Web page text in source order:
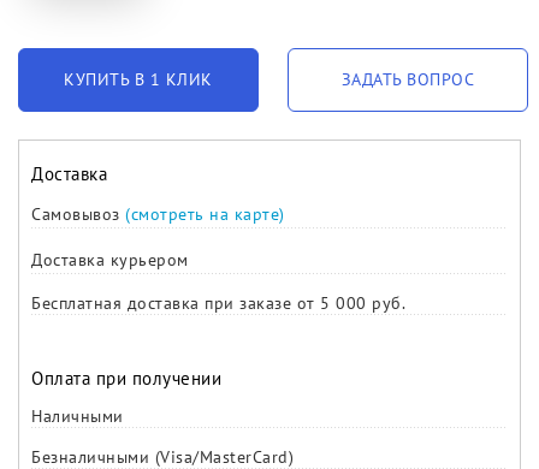
КУПИТЬ В 1 КЛИК ЗАДАТЬ ВОПРОС
Доставка
Самовывоз (смотреть на карте)
Доставка курьером
Бесплатная доставка при заказе от 5 000 руб.
Оплата при получении
Наличными
Безналичными (Visa/MasterCard)